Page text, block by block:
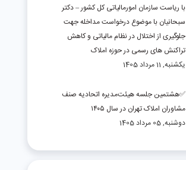
با ریاست سازمان امورمالیاتی کل کشور – دکتر
سبحانیان با موضوع درخواست مداخله جهت
جلوگیری از اختلال در نظام مالیاتی و کاهش
تراکنش های رسمی در حوزه املاک
یکشنبه, 11 مرداد 1405
✅هشتمین جلسه هیئت‌مدیره اتحادیه صنف
مشاوران املاک تهران در سال ۱۴۰۵
دوشنبه, 05 مرداد 1405